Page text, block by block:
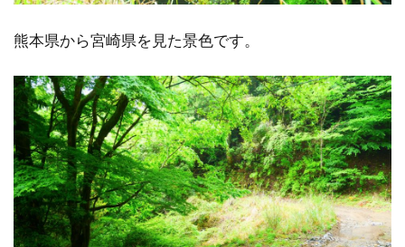
熊本県から宮崎県を見た景色です。